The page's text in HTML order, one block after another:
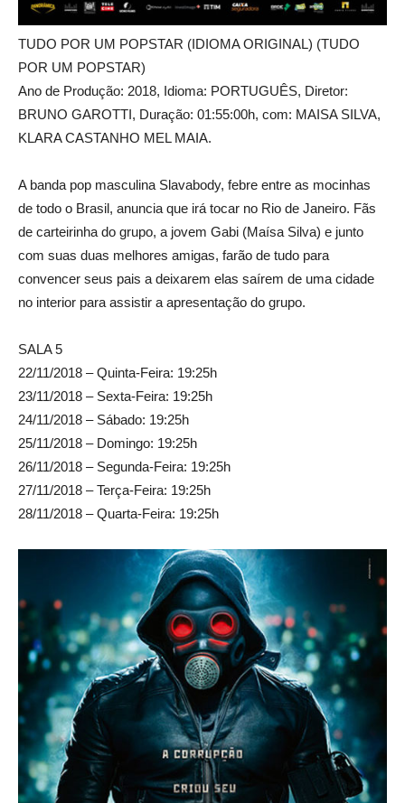
TUDO POR UM POPSTAR (IDIOMA ORIGINAL) (TUDO
POR UM POPSTAR)
Ano de Produção: 2018, Idioma: PORTUGUÊS, Diretor:
BRUNO GAROTTI, Duração: 01:55:00h, com: MAISA SILVA,
KLARA CASTANHO MEL MAIA.
A banda pop masculina Slavabody, febre entre as mocinhas
de todo o Brasil, anuncia que irá tocar no Rio de Janeiro. Fãs
de carteirinha do grupo, a jovem Gabi (Maísa Silva) e junto
com suas duas melhores amigas, farão de tudo para
convencer seus pais a deixarem elas saírem de uma cidade
no interior para assistir a apresentação do grupo.
SALA 5
22/11/2018 – Quinta-Feira: 19:25h
23/11/2018 – Sexta-Feira: 19:25h
24/11/2018 – Sábado: 19:25h
25/11/2018 – Domingo: 19:25h
26/11/2018 – Segunda-Feira: 19:25h
27/11/2018 – Terça-Feira: 19:25h
28/11/2018 – Quarta-Feira: 19:25h